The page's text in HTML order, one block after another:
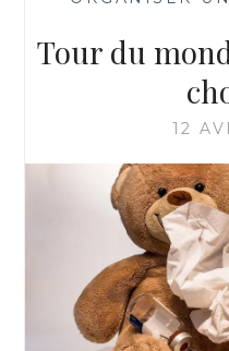
Tour du
12